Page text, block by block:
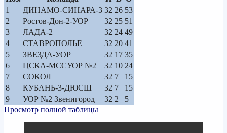
1
ДИНАМО-СИНАРА-3 32 26 53
2
Ростов-Дон-2-УОР 32 25 51
3
ЛАДА-2 32 24 49
4
СТАВРОПОЛЬЕ 32 20 41
5
ЗВЕЗДА-УОР 32 17 35
6
ЦСКА-МССУОР №2 32 10 24
7
СОКОЛ 32 7
15
8
КУБАНЬ-3-ДЮСШ 32 7
15
9
УОР №2 Звенигород 32 2
5
Просмотр полной таблицы